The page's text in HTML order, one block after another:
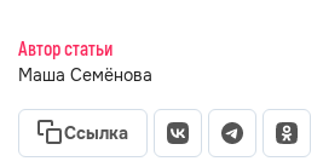
Автор статьи
Маша Семёнова
Ссылка